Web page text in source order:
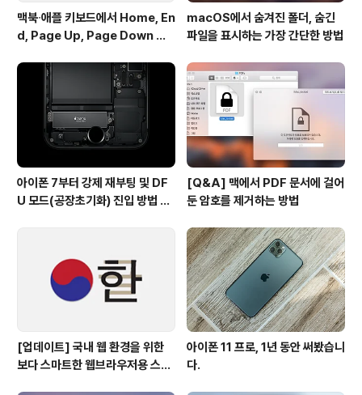
맥북∙애플 키보드에서 Home, En
d, Page Up, Page Down 키
macOS에서 숨겨진 폴더, 숨긴
파일을 표시하는 가장 간단한 방법
아이폰 7부터 강제 재부팅 및 DF
U 모드(공장초기화) 진입 방법 변
[Q&A] 맥에서 PDF 문서에 걸어
둔 암호를 제거하는 방법
[업데이트] 국내 웹 환경을 위한
보다 스마트한 웹브라우저용 스타
아이폰 11 프로, 1년 동안 써봤습니
다.